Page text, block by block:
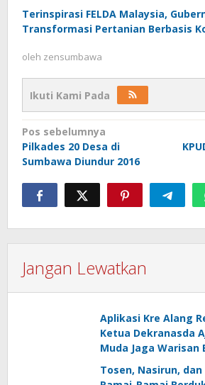
Terinspirasi FELDA Malaysia,
Transformasi Pertanian Berbasis
oleh zensumbawa
Ikuti Kami Pada
Navigasi
pos
Pos sebelumnya
Pilkades 20 Desa di
Sumbawa Diundur 2016
Jangan Lewatkan
Aplikasi Kre Alang
Ketua Dekranasda
Muda Jaga Warisan
Tosen, Nasirun,